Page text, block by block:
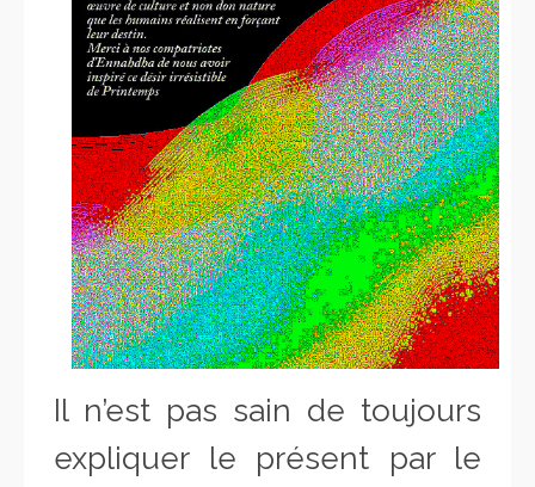
Il n’est pas sain de toujours
expliquer le présent par le